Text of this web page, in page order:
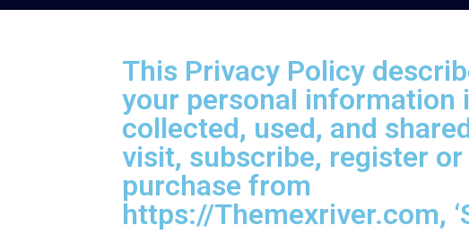
This Privacy Policy
your personal information
collected, used, and
visit, subscribe, register or
purchase from
https://Themexriver.com,